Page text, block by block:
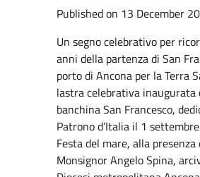
Published on 13 December
Un segno celebrativo per
anni della partenza di San
porto di Ancona per la Terra
lastra celebrativa inaugurata
banchina San Francesco,
Patrono d’Italia il 1
Festa del mare, alla presenza
Monsignor Angelo Spina,